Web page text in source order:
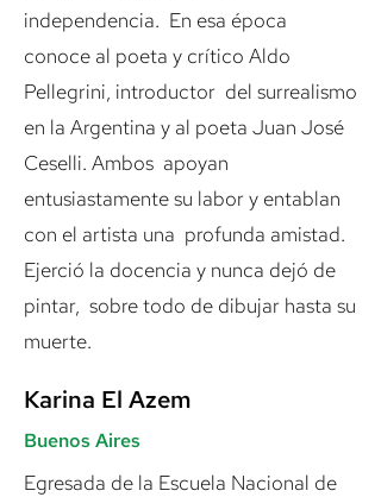
independencia. En esa época
conoce al poeta y crítico Aldo
Pellegrini, introductor del surrealismo
en la Argentina y al poeta Juan José
Ceselli. Ambos apoyan
entusiastamente su labor y entablan
con el artista una profunda amistad.
Ejerció la docencia y nunca dejó de
pintar, sobre todo de dibujar hasta su
muerte.
Karina El Azem
Buenos Aires
Egresada de la Escuela Nacional de